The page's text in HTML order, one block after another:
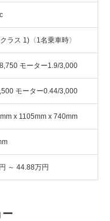
ラス 1)〈1名乗車時〉
モーター1.9/3,000
モーター0.44/3,000
x 1105mm x 740mm
～ 44.88万円
ー